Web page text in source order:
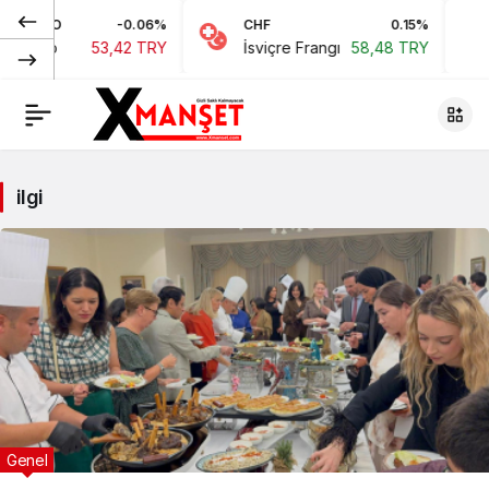
-0.06%
53,42 TRY
CHF
İsviçre Frangı 58,48 TRY
ilgi
Genel